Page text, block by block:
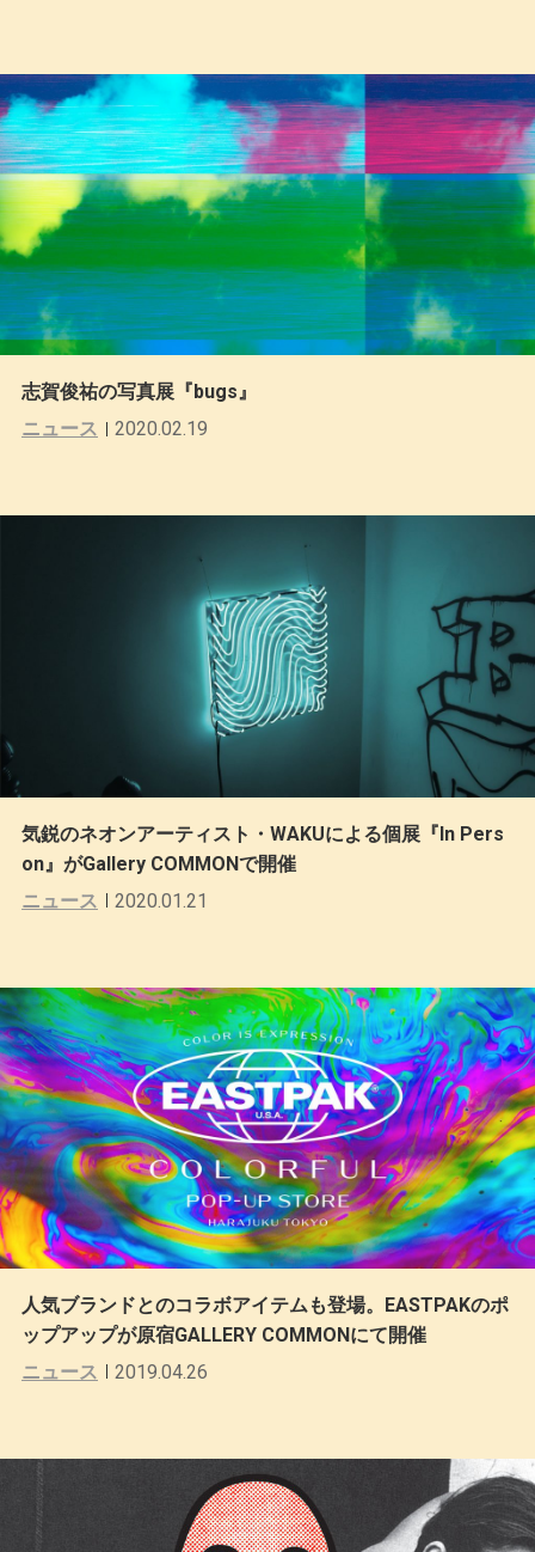
志賀俊祐の写真展『bugs』
ニュース
2020.02.19
気鋭のネオンアーティスト・WAKUによる個展『In Pers
on』がGallery COMMONで開催
ニュース
2020.01.21
人気ブランドとのコラボアイテムも登場。EASTPAKのポ
ップアップが原宿GALLERY COMMONにて開催
ニュース
2019.04.26